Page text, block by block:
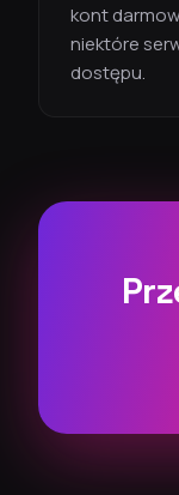
kont
niektóre
dostępu.